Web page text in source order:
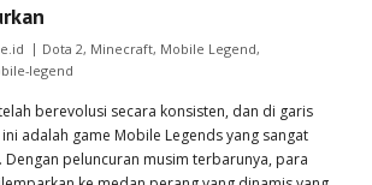
Dota 2, Minecraft, Mobile Legend,
legend
berevolusi secara konsisten, dan di garis
adalah game Mobile Legends yang sangat
Dengan peluncuran musim terbarunya, para